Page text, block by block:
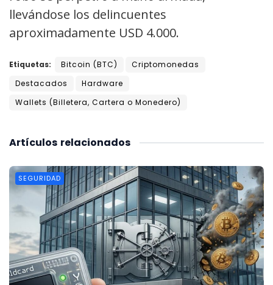
llevándose los delincuentes
aproximadamente USD 4.000.
Etiquetas: Bitcoin (BTC)
Criptomonedas
Destacados
Hardware
Wallets (Billetera, Cartera o Monedero)
relacionados
Artículos
SEGURIDAD